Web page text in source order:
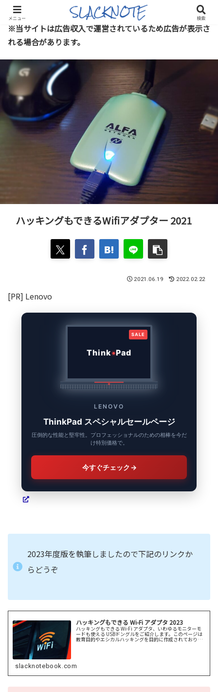
※当サイトは広告収入で運営されているため広告が表示さ
れる場合があります。
ハッキングもできるWifiアダプター 2021
2021.06.19 2022.02.22
[PR] Lenovo
Think Pad
SALE
LENOVO
ThinkPad スペシャルセールページ
圧倒的な性能と堅牢性。プロフェッショナルのための相棒を今だ
け特別価格で。
今すぐチェック →
2023年度版を執筆しましたので下記のリンクか
らどうぞ
ハッキングもできる Wi-Fi アダプタ 2023
ハッキングもできる Wi-Fi アダプタ、いわゆるモニターモ
ードも使える USBドングルをご紹介します。このページは
教育目的やエシカルハッキングを目的に作成されており、
slacknotebook.com
メニュー 検索